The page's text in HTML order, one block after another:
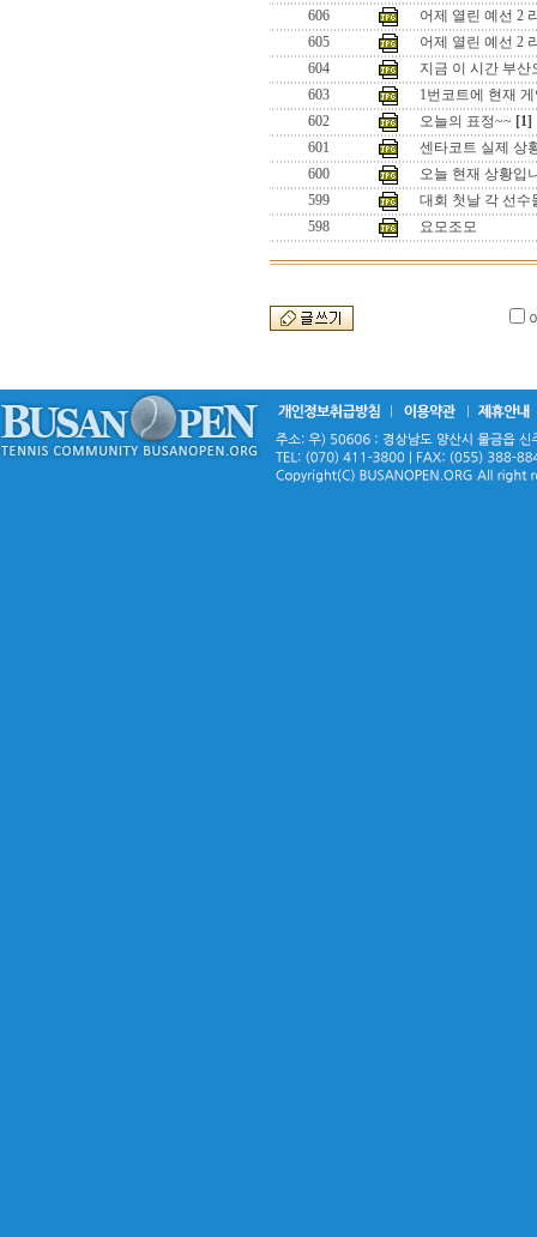
606
어제 열린 예선 2
605
어제 열린 예선 2
604
지금 이 시간 부산
603
1번코트에 현재
602
오늘의 표정~~ [1]
601
센타코트 실제 상
600
오늘 현재 상황입
599
대회 첫날 각 선수
598
요모조모